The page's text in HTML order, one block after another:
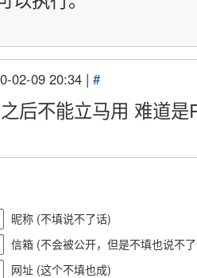
02-09 20:34 | #
后不能立马用 难道是
昵称 (不填说不了话)
信箱 (不会被公开，但是不填也说不
网址 (这个不填也成)